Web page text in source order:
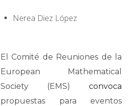
Nerea Diez López
El Comité de Reuniones de la
European Mathematical
Society (EMS) convoca
propuestas para eventos